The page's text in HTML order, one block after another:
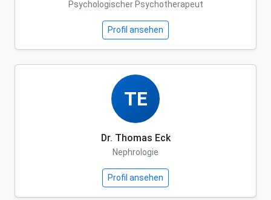
Psychologischer Psychotherapeut
Profil ansehen
TE
Dr. Thomas Eck
Nephrologie
Profil ansehen